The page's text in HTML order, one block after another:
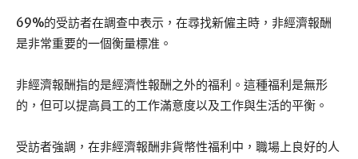
69%的受訪者在調查中表示，在尋找新僱主時，非經濟報酬
是非常重要的一個衡量標准。
非經濟報酬指的是經濟性報酬之外的福利。這種福利是無形
的，但可以提高員工的工作滿意度以及工作與生活的平衡。
受訪者強調，在非經濟報酬非貨幣性福利中，職場上良好的人